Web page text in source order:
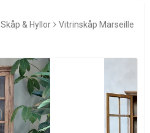
Skåp & Hyllor
Vitrinskåp Marseille